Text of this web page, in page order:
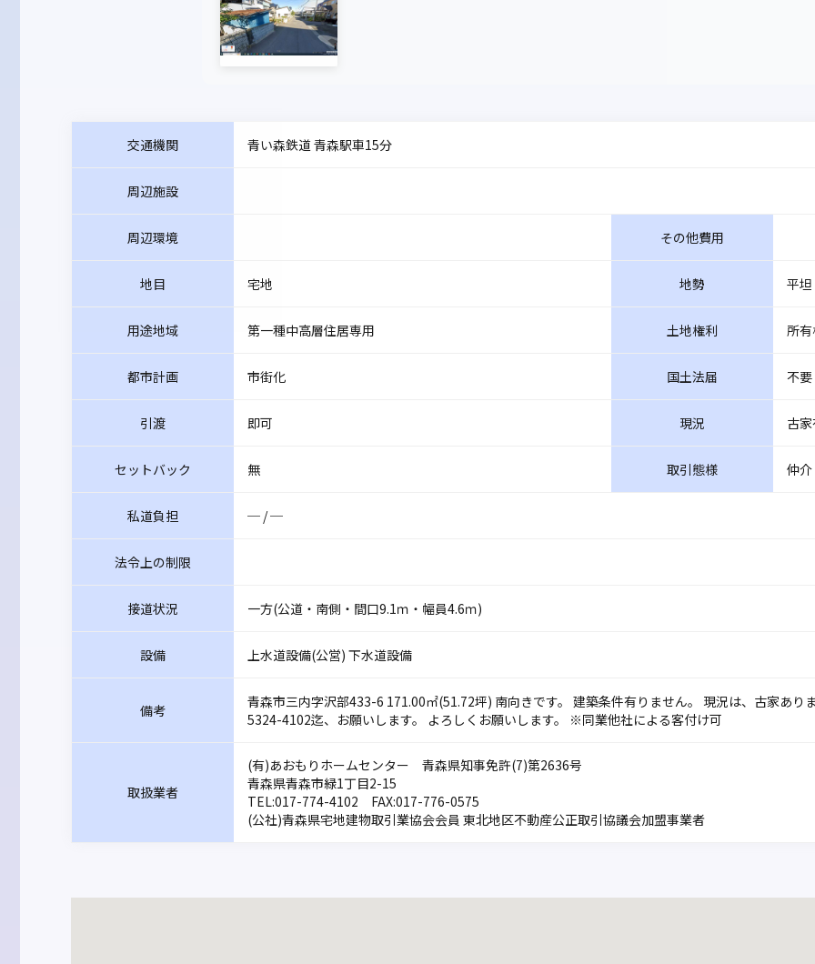
交通機関 青い森鉄道 青森駅車15分
周辺施設
周辺環境 その他費用
地目 宅地 地勢 平坦
用途地域 第一種中高層住居専用 土地権利 所
都市計画 市街化 国土法届 不要
引渡 即可 現況 古
セットバック 無 取引態様 仲介
私道負担 ─ / ─
法令上の制限
接道状況 一方(公道・南側・間口9.1ｍ・幅員4.6ｍ)
設備 上水道設備(公営) 下水道設備
備考
青森市三内字沢部433-6 171.00㎡(51.72坪) 南向きです。 建築条件有りません。 現況は、古家あ
5324-4102迄、お願いします。 よろしくお願いします。 ※同業他社による客付け可
取扱業者
(有)あおもりホームセンター 青森県知事免許(7)第2636号
青森県青森市緑1丁目2-15
TEL:017-774-4102 FAX:017-776-0575
(公社)青森県宅地建物取引業協会会員 東北地区不動産公正取引協議会加盟事業者